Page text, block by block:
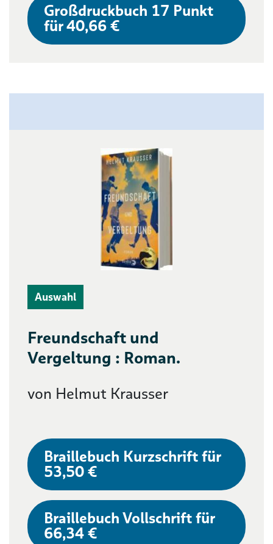
Großdruckbuch 17 Punkt
für 40,66 €
Auswahl
Freundschaft und
Vergeltung : Roman.
von Helmut Krausser
Braillebuch Kurzschrift für
53,50 €
Braillebuch Vollschrift für
66,34 €